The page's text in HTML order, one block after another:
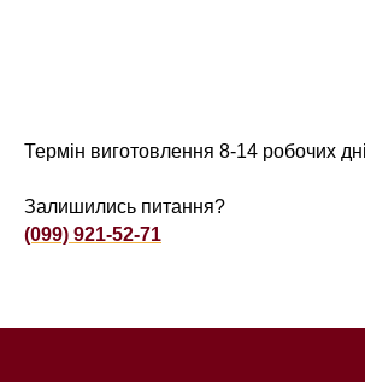
Термін виготовлення 8-14 робочих
Залишились питання?
(099) 921-52-71